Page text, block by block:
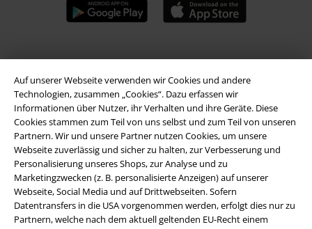
Auf unserer Webseite verwenden wir Cookies und andere
Technologien, zusammen „Cookies“. Dazu erfassen wir
Informationen über Nutzer, ihr Verhalten und ihre Geräte. Diese
Cookies stammen zum Teil von uns selbst und zum Teil von unseren
Partnern. Wir und unsere Partner nutzen Cookies, um unsere
Webseite zuverlässig und sicher zu halten, zur Verbesserung und
Personalisierung unseres Shops, zur Analyse und zu
Marketingzwecken (z. B. personalisierte Anzeigen) auf unserer
Webseite, Social Media und auf Drittwebseiten. Sofern
Datentransfers in die USA vorgenommen werden, erfolgt dies nur zu
Partnern, welche nach dem aktuell geltenden EU-Recht einem